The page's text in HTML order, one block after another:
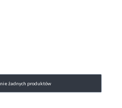
żadnych produktów